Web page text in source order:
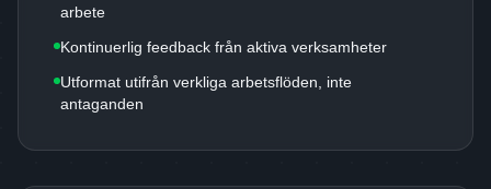
arbete
Kontinuerlig feedback från aktiva verksamheter
Utformat utifrån verkliga arbetsflöden, inte
antaganden